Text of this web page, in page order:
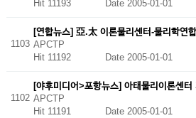
Hit 11193
Date 2005-01-01
1103
[연합뉴스] 亞.太 이론물리센터-물리학연
APCTP
Hit 11192
Date 2005-01-01
1102
[야후미디어>포항뉴스] 아태물리이론센
APCTP
Hit 11191
Date 2005-01-01